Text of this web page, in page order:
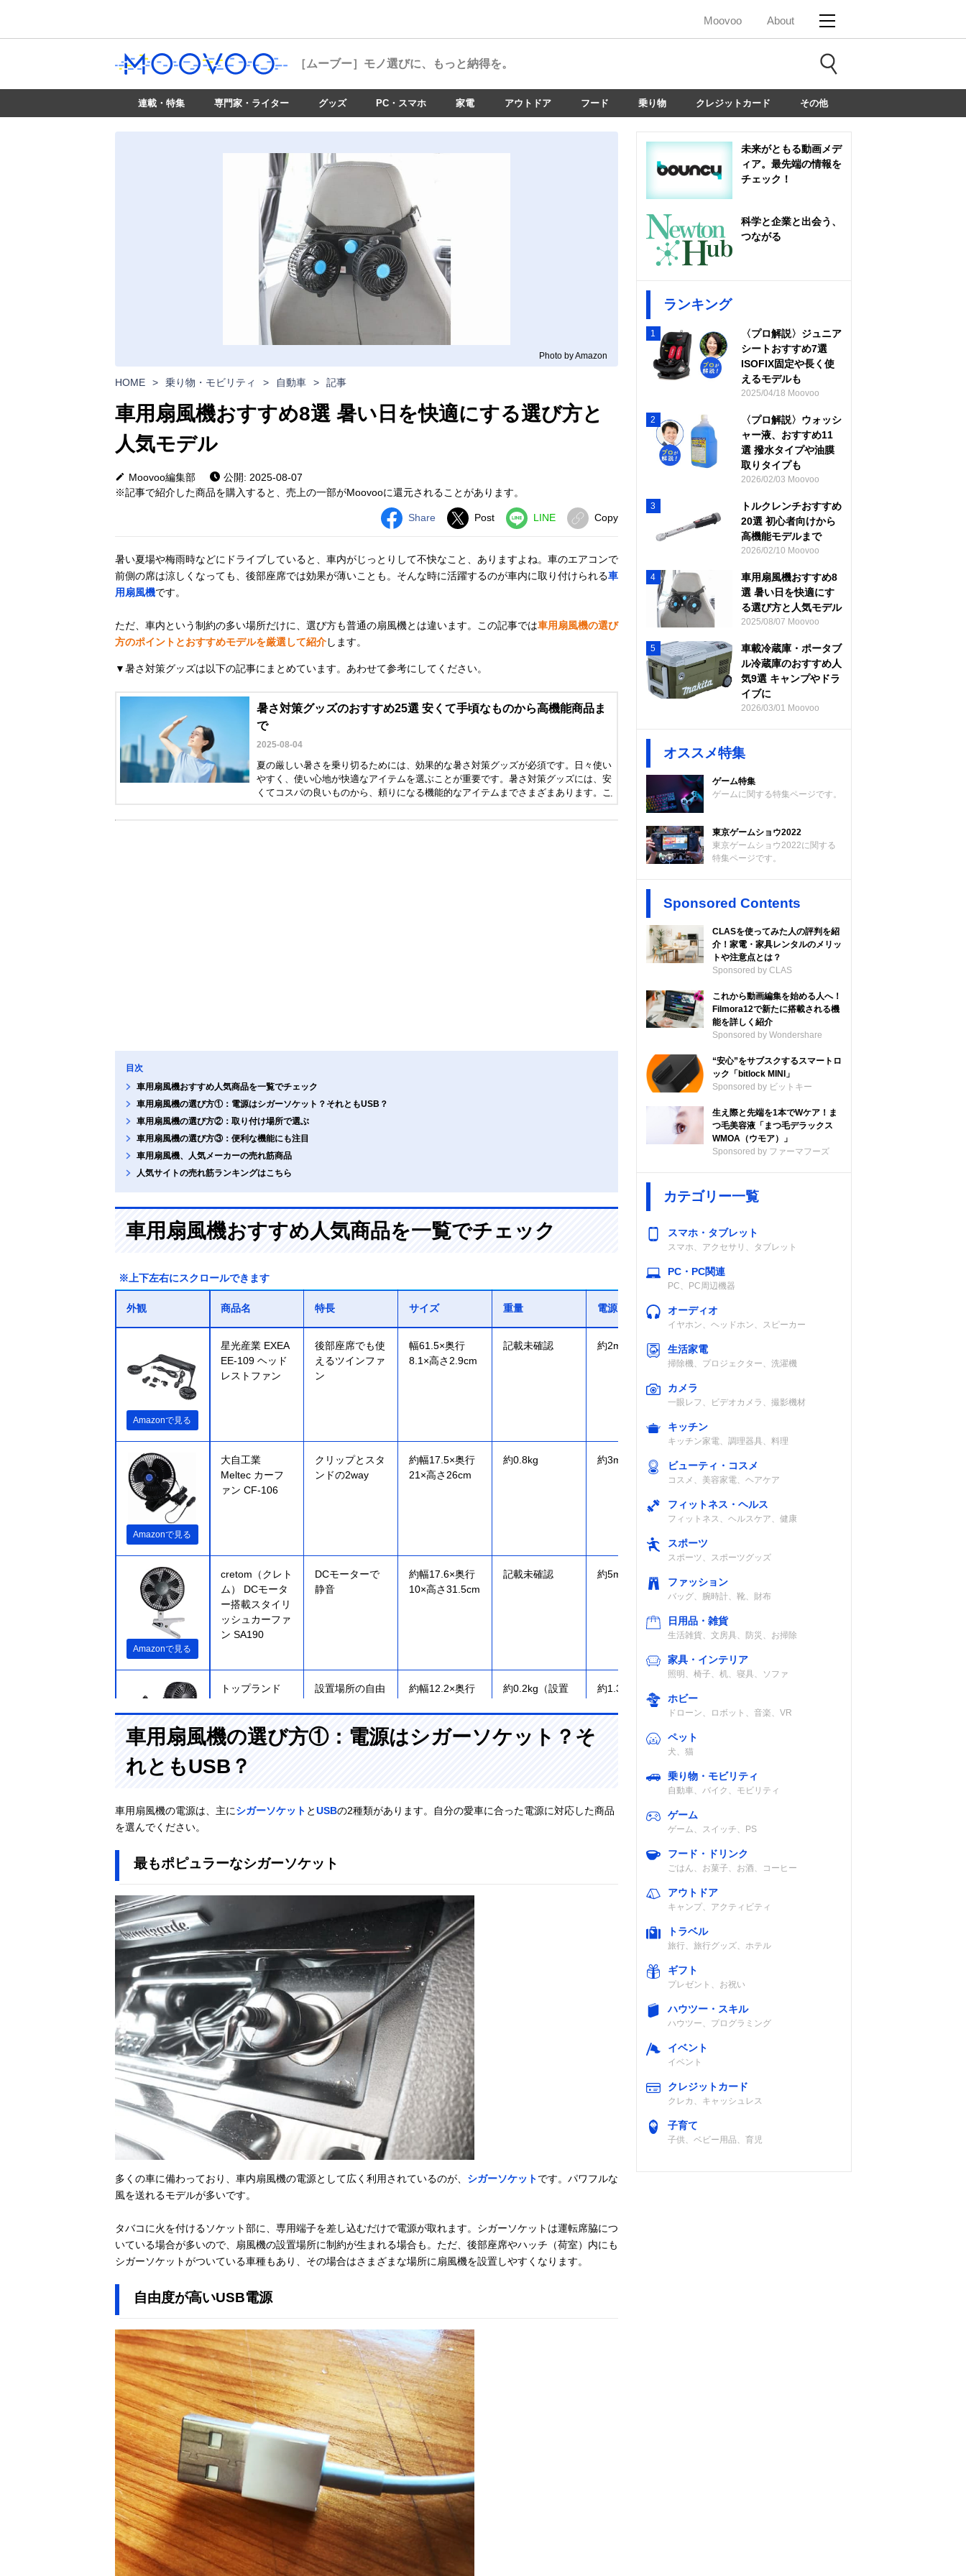
Moovoo About
［ムーブー］ モノ選びに、もっと納得を。
連載・特集 専門家・ライター グッズ PC・スマホ 家電 アウトドア フード 乗り物 クレジットカード その他
Photo by Amazon
HOME > 乗り物・モビリティ > 自動車 > 記事
車用扇風機おすすめ8選 暑い日を快適にする選び方と
人気モデル
Moovoo編集部
公開: 2025-08-07
※記事で紹介した商品を購入すると、売上の一部がMoovooに還元されることがあります。
Share Post LINE Copy
暑い夏場や梅雨時などにドライブしていると、車内がじっとりして不快なこと、ありますよね。車のエアコンで
前側の席は涼しくなっても、後部座席では効果が薄いことも。そんな時に活躍するのが車内に取り付けられる車
用扇風機です。
ただ、車内という制約の多い場所だけに、選び方も普通の扇風機とは違います。この記事では車用扇風機の選び
方のポイントとおすすめモデルを厳選して紹介します。
▼暑さ対策グッズは以下の記事にまとめています。あわせて参考にしてください。
暑さ対策グッズのおすすめ25選 安くて手頃なものから高機能商品ま
で
2025-08-04
夏の厳しい暑さを乗り切るためには、効果的な暑さ対策グッズが必須です。日々使い
やすく、使い心地が快適なアイテムを選ぶことが重要です。暑さ対策グッズには、安
くてコスパの良いものから、頼りになる機能的なアイテムまでさまざまあります。こ
目次
車用扇風機おすすめ人気商品を一覧でチェック
車用扇風機の選び方①：電源はシガーソケット？それともUSB？
車用扇風機の選び方②：取り付け場所で選ぶ
車用扇風機の選び方③：便利な機能にも注目
車用扇風機、人気メーカーの売れ筋商品
人気サイトの売れ筋ランキングはこちら
車用扇風機おすすめ人気商品を一覧でチェック
※上下左右にスクロールできます
外観 商品名 特長 サイズ 重量 電源コード長 電源
Amazonで見る
星光産業 EXEA
EE-109 ヘッド
レストファン
後部座席でも使
えるツインファ
ン
幅61.5×奥行
8.1×高さ2.9cm
記載未確認 約2m DC12V車対応
Amazonで見る
大自工業
Meltec カーフ
ァン CF-106
クリップとスタ
ンドの2way
約幅17.5×奥行
21×高さ26cm
約0.8kg 約3m DC12V車対応
Amazonで見る
cretom（クレト
ム） DCモータ
ー搭載スタイリ
ッシュカーファ
ン SA190
DCモーターで
静音
約幅17.6×奥行
10×高さ31.5cm
記載未確認 約5m
Amazonで見る
トップランド
ホーム＆カー
SF-DF20BK
設置場所の自由
約幅12.2×奥行
28.5cm（設置
アーム使用時）
約0.2kg（設置
ターを除く）
約1.3m
USB（DC5V/0.
5A）・アルカ
リ単3乾電池4本
Amazonで見る
ソン クルマの
DC12V車対応
楽天市場で見る
カーファン 8イ
振り扇風機
約幅22.5×奥行
23×高さ28.5cm
DC24V車対応
楽天市場で見る
NAKANO 扇風
機 12V 8インチ
軽トラ向き人気
アイテム
約幅22.5×奥行
16.2×高さ
28.5cm
DC12V車対応
Amazonで見る
cretom（クレト
ム） ヘッドレ
ストフレキシブ
ル扇風機 SA-
372
曲がる首で前後
に
約幅10.8×奥行
7×高さ30cm
DC12V車対応
楽天市場で見る
カシムラ ハン
ディ扇風機 首
振り台座付き
KJ-180
置き型にもハン
ディにもなる
本体:幅10.6×奥
行4.4×高さ
20.9cm・台座:
Amazonで見る
cretom（クレト
ム） 薄型すっ
きりカーファン
すっきり涼しげ
約幅18×奥行
15×高さ35.5cm
記載未確認 約5m
車用扇風機の選び方①：電源はシガーソケット？そ
れともUSB？
車用扇風機の電源は、主にシガーソケット とUSBの2種類があります。自分の愛車に合った電源に対応した商品
を選んでください。
最もポピュラーなシガーソケット
多くの車に備わっており、車内扇風機の電源として広く利用されているのが、 シガーソケットです。パワフルな
風を送れるモデルが多いです。
タバコに火を付けるソケット部に、専用端子を差し込むだけで電源が取れます。シガーソケットは運転席脇につ
いている場合が多いので、扇風機の設置場所に制約が生まれる場合も。ただ、後部座席やハッチ（荷室）内にも
シガーソケットがついている車種もあり、その場合はさまざまな場所に扇風機を設置しやすくなります。
自由度が高いUSB電源
未来がともる動画メデ
ィア。最先端の情報を
チェック！
科学と企業と出会う、
つながる
ランキング
1
〈プロ解説〉ジュニア
シートおすすめ7選
ISOFIX固定や長く使
えるモデルも
2025/04/18 Moovoo
2
〈プロ解説〉ウォッシ
ャー液、おすすめ11
選 撥水タイプや油膜
取りタイプも
2026/02/03 Moovoo
3
トルクレンチおすすめ
20選 初心者向けから
高機能モデルまで
2026/02/10 Moovoo
4
車用扇風機おすすめ8
選 暑い日を快適にす
る選び方と人気モデル
2025/08/07 Moovoo
5
車載冷蔵庫・ポータブ
ル冷蔵庫のおすすめ人
気9選 キャンプやドラ
イブに
2026/03/01 Moovoo
オススメ特集
ゲーム特集
ゲームに関する特集ページです。
東京ゲームショウ2022
東京ゲームショウ2022に関する
特集ページです。
Sponsored Contents
CLASを使ってみた人の評判を紹
介！家電・家具レンタルのメリッ
トや注意点とは？
Sponsored by CLAS
これから動画編集を始める人へ！
Filmora12で新たに搭載される機
能を詳しく紹介
Sponsored by Wondershare
“安心”をサブスクするスマートロ
ック「bitlock MINI」
Sponsored by ビットキー
生え際と先端を1本でWケア！ま
つ毛美容液「まつ毛デラックス
WMOA（ウモア）」
Sponsored by ファーマフーズ
カテゴリー一覧
スマホ・タブレット
スマホ、アクセサリ、タブレット
PC・PC関連
PC、PC周辺機器
オーディオ
イヤホン、ヘッドホン、スピーカー
生活家電
掃除機、プロジェクター、洗濯機
カメラ
一眼レフ、ビデオカメラ、撮影機材
キッチン
キッチン家電、調理器具、料理
ビューティ・コスメ
コスメ、美容家電、ヘアケア
フィットネス・ヘルス
フィットネス、ヘルスケア、健康
スポーツ
スポーツ、スポーツグッズ
ファッション
バッグ、腕時計、靴、財布
日用品・雑貨
生活雑貨、文房具、防災、お掃除
家具・インテリア
照明、椅子、机、寝具、ソファ
ホビー
ドローン、ロボット、音楽、VR
ペット
犬、猫
乗り物・モビリティ
自動車、バイク、モビリティ
ゲーム
ゲーム、スイッチ、PS
フード・ドリンク
ごはん、お菓子、お酒、コーヒー
アウトドア
キャンプ、アクティビティ
トラベル
旅行、旅行グッズ、ホテル
ギフト
プレゼント、お祝い
ハウツー・スキル
ハウツー、プログラミング
イベント
イベント
クレジットカード
クレカ、キャッシュレス
子育て
子供、ベビー用品、育児